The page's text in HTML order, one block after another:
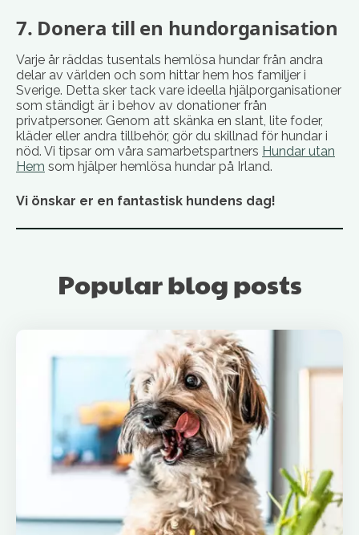
7. Donera till en hundorganisation
Varje år räddas tusentals hemlösa hundar från andra
delar av världen och som hittar hem hos familjer i
Sverige. Detta sker tack vare ideella hjälporganisationer
som ständigt är i behov av donationer från
privatpersoner. Genom att skänka en slant, lite foder,
kläder eller andra tillbehör, gör du skillnad för hundar i
nöd. Vi tipsar om våra samarbetspartners Hundar utan
Hem som hjälper hemlösa hundar på Irland.
Vi önskar er en fantastisk hundens dag!
Popular blog posts